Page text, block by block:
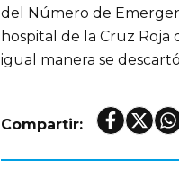
del Número de
hospital de la Cruz
igual manera se
Compartir: